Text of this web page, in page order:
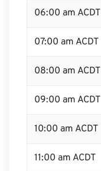
06:00 am ACDT
07:00 am ACDT
08:00 am ACDT
09:00 am ACDT
10:00 am ACDT
11:00 am ACDT